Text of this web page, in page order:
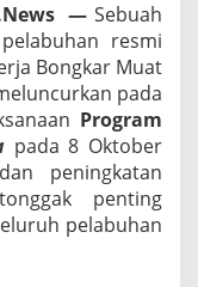
— Sebuah
resmi
Bongkar Muat
pada
Program
pada 8 Oktober
peningkatan
penting
pelabuhan